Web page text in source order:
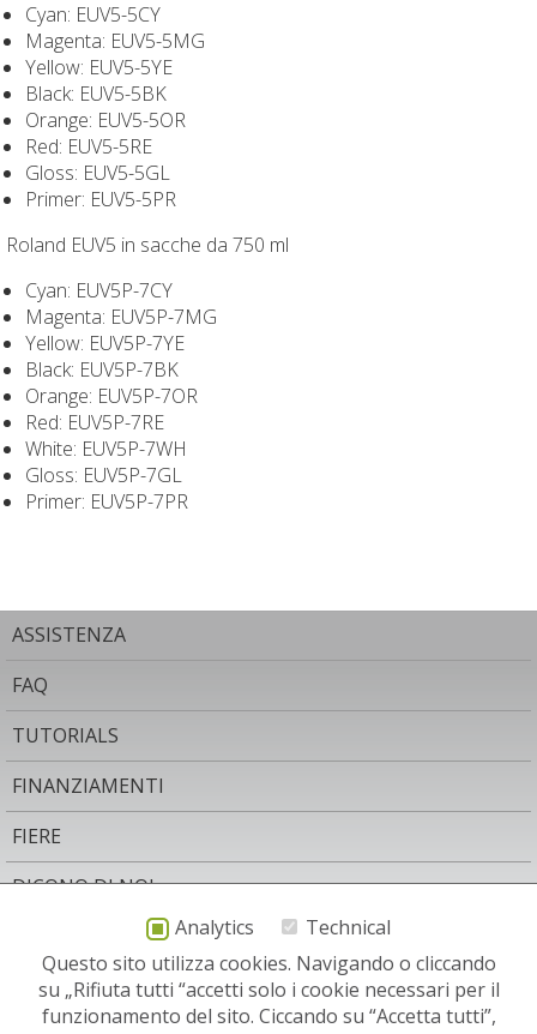
Cyan: EUV5-5CY
Magenta: EUV5-5MG
Yellow: EUV5-5YE
Black: EUV5-5BK
Orange: EUV5-5OR
Red: EUV5-5RE
Gloss: EUV5-5GL
Primer: EUV5-5PR
Roland EUV5 in sacche da 750 ml
Cyan: EUV5P-7CY
Magenta: EUV5P-7MG
Yellow: EUV5P-7YE
Black: EUV5P-7BK
Orange: EUV5P-7OR
Red: EUV5P-7RE
White: EUV5P-7WH
Gloss: EUV5P-7GL
Primer: EUV5P-7PR
ASSISTENZA
FAQ
TUTORIALS
FINANZIAMENTI
FIERE
DICONO DI NOI
CONTATTO
Analytics
Technical
Questo sito utilizza cookies. Navigando o cliccando
su „Rifiuta tutti “accetti solo i cookie necessari per il
funzionamento del sito. Ciccando su “Accetta tutti”,